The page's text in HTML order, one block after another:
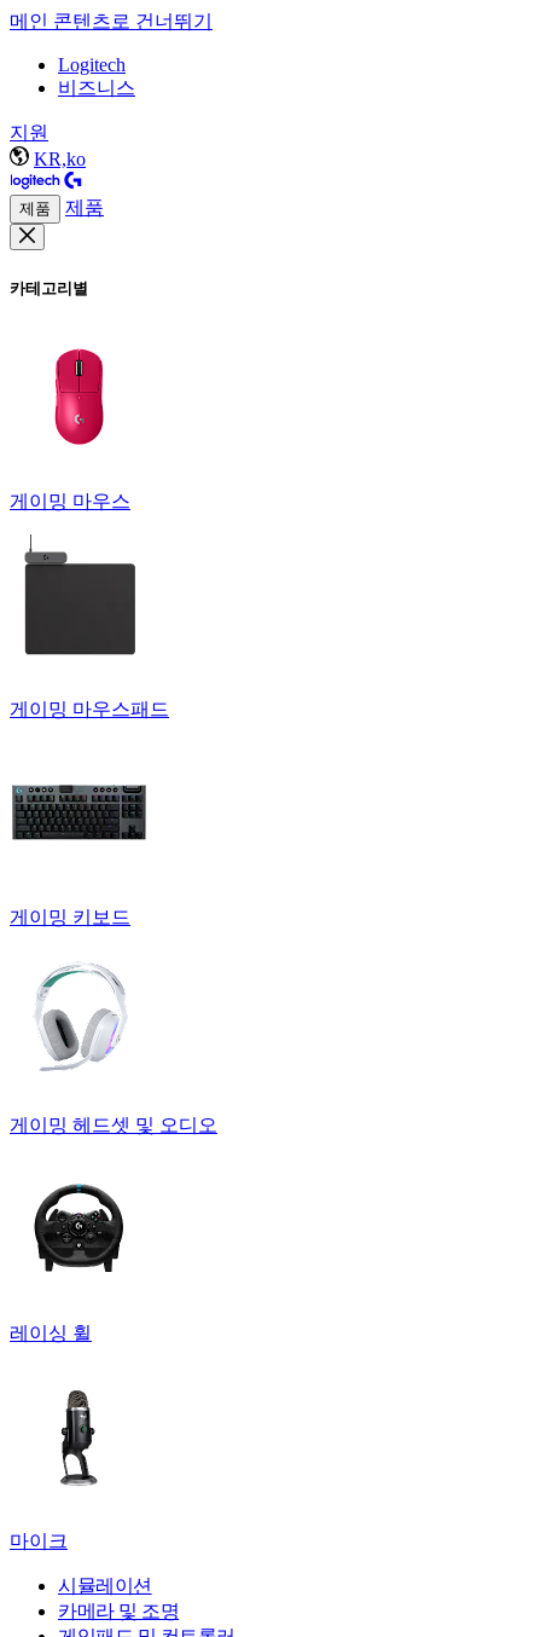
메인 콘텐츠로 건너뛰기
Logitech
비즈니스
지원
KR,ko
제품 제품
카테고리별
게이밍 마우스
게이밍 마우스패드
게이밍 키보드
게이밍 헤드셋 및 오디오
레이싱 휠
마이크
시뮬레이션
카메라 및 조명